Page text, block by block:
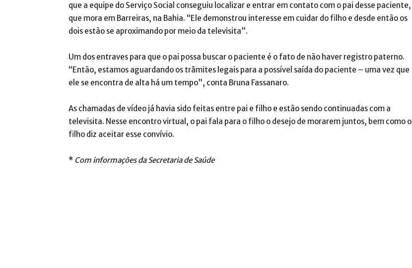
que a equipe do Serviço Social conseguiu localizar e entrar em contato com o pai desse paciente,
que mora em Barreiras, na Bahia. “Ele demonstrou interesse em cuidar do filho e desde então os
dois estão se aproximando por meio da televisita”.
Um dos entraves para que o pai possa buscar o paciente é o fato de não haver registro paterno.
“Então, estamos aguardando os trâmites legais para a possível saída do paciente – uma vez que
ele se encontra de alta há um tempo”, conta Bruna Fassanaro.
As chamadas de vídeo já havia sido feitas entre pai e filho e estão sendo continuadas com a
televisita. Nesse encontro virtual, o pai fala para o filho o desejo de morarem juntos, bem como o
filho diz aceitar esse convívio.
* Com informações da Secretaria de Saúde